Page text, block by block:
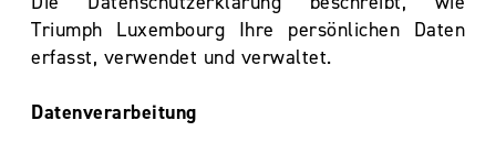
Triumph Luxembourg Ihre persönlichen Daten
erfasst, verwendet und verwaltet.
Datenverarbeitung